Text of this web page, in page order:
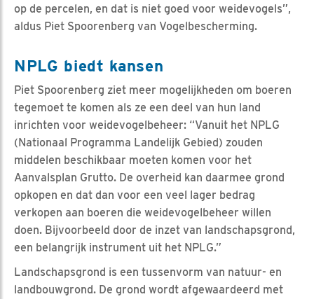
op de percelen, en dat is niet goed voor weidevogels”,
aldus Piet Spoorenberg van Vogelbescherming.
NPLG biedt kansen
Piet Spoorenberg ziet meer mogelijkheden om boeren
tegemoet te komen als ze een deel van hun land
inrichten voor weidevogelbeheer: “Vanuit het NPLG
(Nationaal Programma Landelijk Gebied) zouden
middelen beschikbaar moeten komen voor het
Aanvalsplan Grutto. De overheid kan daarmee grond
opkopen en dat dan voor een veel lager bedrag
verkopen aan boeren die weidevogelbeheer willen
doen. Bijvoorbeeld door de inzet van landschapsgrond,
een belangrijk instrument uit het NPLG.”
Landschapsgrond is een tussenvorm van natuur- en
landbouwgrond. De grond wordt afgewaardeerd met